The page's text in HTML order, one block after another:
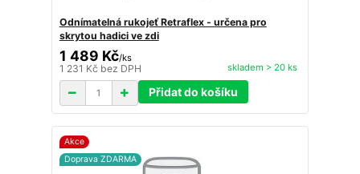
Odnímatelná rukojeť Retraflex - určena pro
skrytou hadici ve zdi
1 489 Kč/ks
1 231 Kč bez DPH skladem > 20 ks
Přidat do košíku
Akce
Doprava ZDARMA